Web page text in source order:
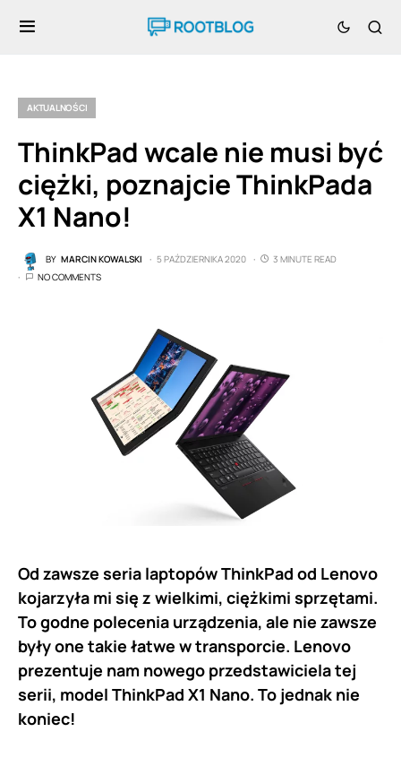
AKTUALNOŚCI
ThinkPad wcale nie musi być
ciężki, poznajcie ThinkPada
X1 Nano!
BY MARCIN KOWALSKI 5 PAŹDZIERNIKA 2020
3 MINUTE READ
NO COMMENTS
Od zawsze seria laptopów ThinkPad od Lenovo
kojarzyła mi się z wielkimi, ciężkimi sprzętami.
To godne polecenia urządzenia, ale nie zawsze
były one takie łatwe w transporcie. Lenovo
prezentuje nam nowego przedstawiciela tej
serii, model ThinkPad X1 Nano. To jednak nie
koniec!